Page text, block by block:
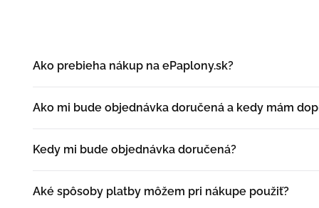
Ako prebieha nákup na ePaplony.sk?
dokončení vám príde potvrdenie e-mailom.
Ako mi bude objednávka doručená a kedy mám
Kedy mi bude objednávka doručená?
Aké spôsoby platby môžem pri nákupe použiť?